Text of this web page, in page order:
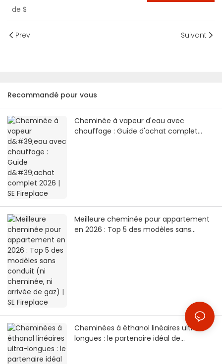
de $
Prev Suivant
Recommandé pour vous
Cheminée à vapeur d'eau avec
chauffage : Guide d'achat complet
Meilleure cheminée pour appartement
en 2026 : Top 5 des modèles sans
Cheminées à éthanol linéaires ultra-
longues : le partenaire idéal de